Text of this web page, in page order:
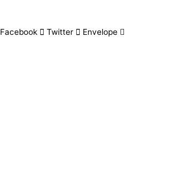
Facebook Twitter
Envelope